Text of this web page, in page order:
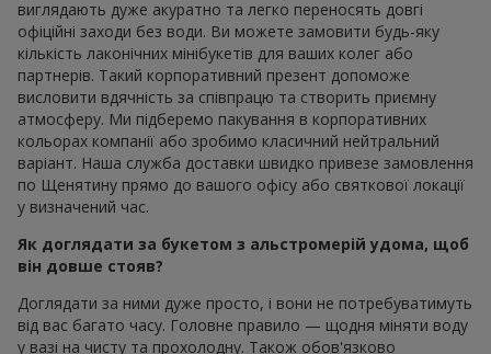
виглядають дуже акуратно та легко переносять довгі
офіційні заходи без води. Ви можете замовити будь-яку
кількість лаконічних мінібукетів для ваших колег або
партнерів. Такий корпоративний презент допоможе
висловити вдячність за співпрацю та створить приємну
атмосферу. Ми підберемо пакування в корпоративних
кольорах компанії або зробимо класичний нейтральний
варіант. Наша служба доставки швидко привезе замовлення
по Щенятину прямо до вашого офісу або святкової локації
у визначений час.
Як доглядати за букетом з альстромерій удома, щоб
він довше стояв?
Доглядати за ними дуже просто, і вони не потребуватимуть
від вас багато часу. Головне правило — щодня міняти воду
у вазі на чисту та прохолодну. Також обов'язково